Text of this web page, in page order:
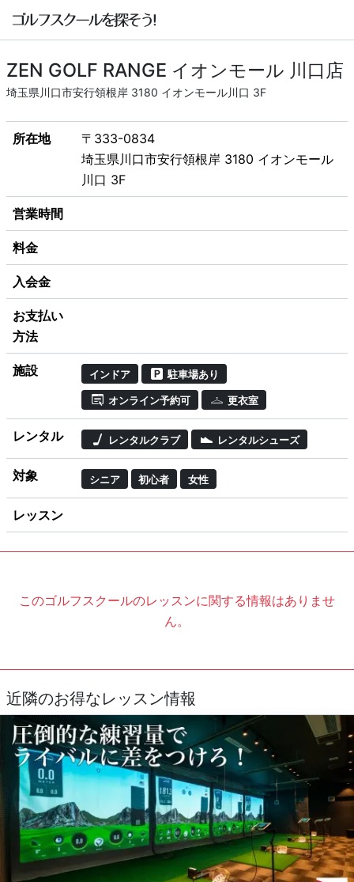
ZEN GOLF RANGE イオンモール 川口店
埼玉県川口市安行領根岸 3180 イオンモール川口 3F
所在地
〒333-0834
埼玉県川口市安行領根岸 3180 イオンモール
川口 3F
営業時間
料金
入会金
お支払い
方法
施設 インドア 駐車場あり
オンライン予約可 更衣室
レンタル レンタルクラブ レンタルシューズ
対象 シニア 初心者 女性
レッスン
このゴルフスクールのレッスンに関する情報はありませ
ん。
近隣のお得なレッスン情報